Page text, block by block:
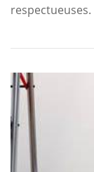
respectueuses.